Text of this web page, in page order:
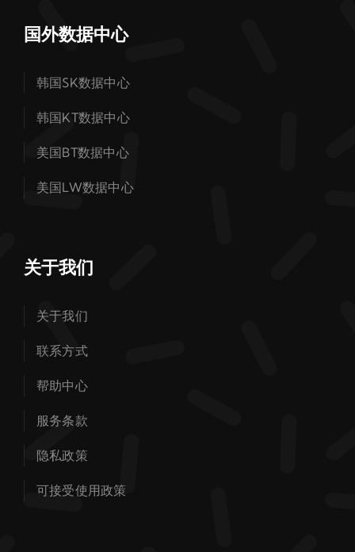
国外数据中心
韩国SK数据中心
韩国KT数据中心
美国BT数据中心
美国LW数据中心
关于我们
关于我们
联系方式
帮助中心
服务条款
隐私政策
可接受使用政策